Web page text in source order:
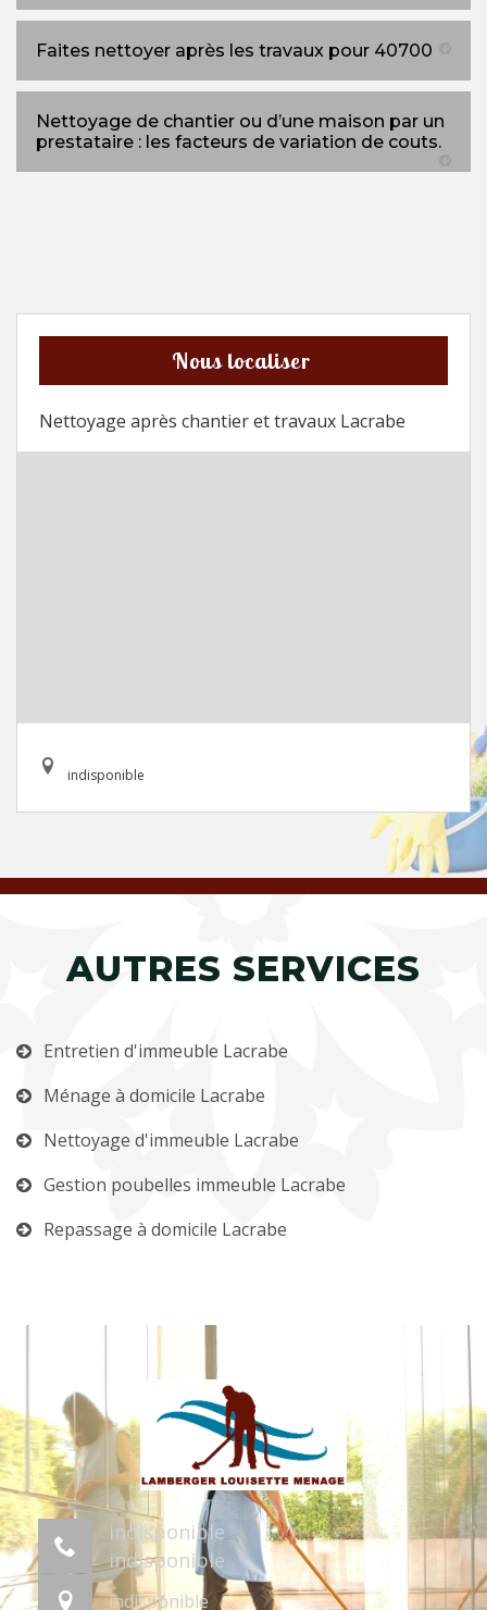
Faites nettoyer après les travaux pour 40700
Nettoyage de chantier ou d’une maison par un
prestataire : les facteurs de variation de couts.
Nous localiser
Nettoyage après chantier et travaux Lacrabe
indisponible
AUTRES SERVICES
Entretien d'immeuble Lacrabe
Ménage à domicile Lacrabe
Nettoyage d'immeuble Lacrabe
Gestion poubelles immeuble Lacrabe
Repassage à domicile Lacrabe
indisponible
indisponible
indisponible